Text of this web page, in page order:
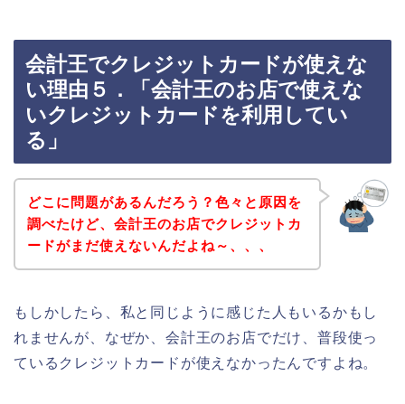
会計王でクレジットカードが使えな
い理由５．「会計王のお店で使えな
いクレジットカードを利用してい
る」
どこに問題があるんだろう？色々と原因を
調べたけど、会計王のお店でクレジットカ
ードがまだ使えないんだよね～、、、
もしかしたら、私と同じように感じた人もいるかもし
れませんが、なぜか、会計王のお店でだけ、普段使っ
ているクレジットカードが使えなかったんですよね。